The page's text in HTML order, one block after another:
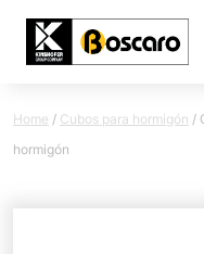
Home / Cubos para hormigón /
hormigón